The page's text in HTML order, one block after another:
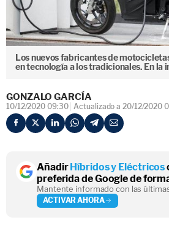
Los nuevos fabricantes de
en tecnología a los tradicionales. En la
GONZALO GARCÍA
10/12/2020 09:30 Actualizado a 20/12/2020
AñadirHíbridos y Eléctricos
preferida de Google de
Mantente informado con las
ACTIVAR AHORA